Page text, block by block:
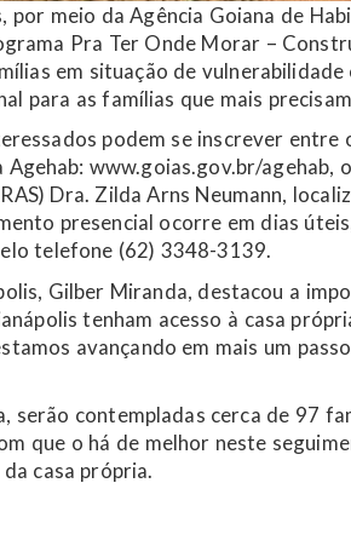
por meio da Agência Goiana de
Pra Ter Onde Morar –
em situação de
para as famílias que mais
podem se inscrever
www.goias.gov.br/agehab,
Dra. Zilda Arns Neumann,
presencial ocorre em dias
telefone (62) 3348-3139.
Gilber Miranda, destacou a
tenham acesso à casa
avançando em mais um
serão contempladas cerca de 97
que o há de melhor neste
casa própria.